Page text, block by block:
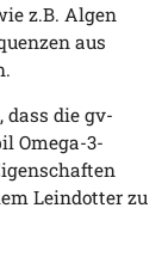
z.B. Algen
aus
dass die gv-
Omega-3-
Leindotter zu